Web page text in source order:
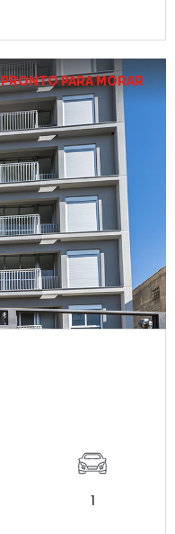
PRONTO PARA MORAR
1